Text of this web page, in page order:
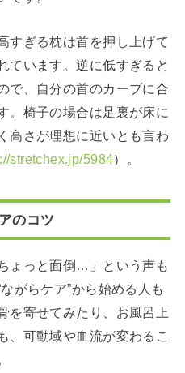
すぎる枕は首を押し上げて
ています。逆に低すぎると
で、自分の首のカーブに合
。椅子の場合は足裏が床に
高さが理想に近いとも言わ
stretchex.jp/5984）。
のコツ
ょっと面倒…」という声も
がらケア”から始める人も
を寄せてみたり、お風呂上
、可動域や血流が変わるこ